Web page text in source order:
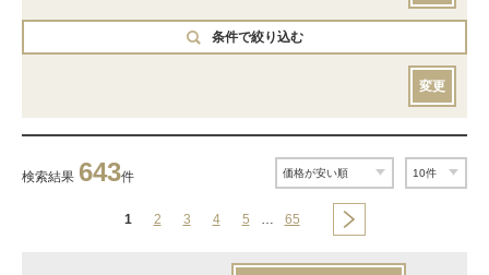
条件で絞り込む
変更
検索結果 643件
1 2 3 4 5 … 65